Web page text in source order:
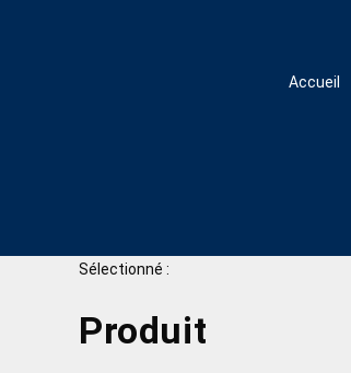
Accueil
Sélectionné :
Produit